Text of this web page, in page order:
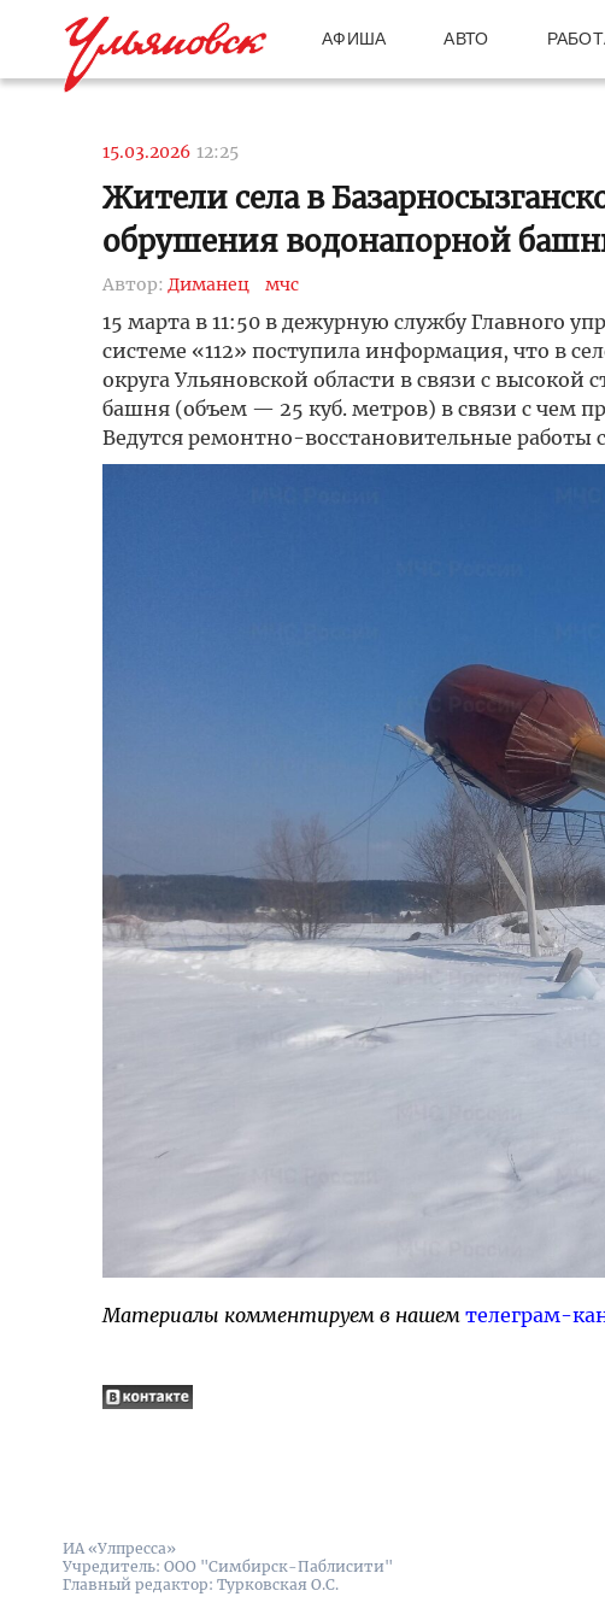
АФИША АВТО
15.03.2026 12:25
Жители села в
обрушения водонапорной
Автор: Диманец мчс
15 марта в 11:50 в дежурную службу Главного
системе «112» поступила информация, что в
округа Ульяновской области в связи с
башня (объем — 25 куб. метров) в связи с чем
Ведутся ремонтно-восстановительные
Материалы комментируем в нашем телеграм-
ИА «Улпресса»
Учредитель: ООО "Симбирск-Паблисити"
Главный редактор: Турковская О.С.